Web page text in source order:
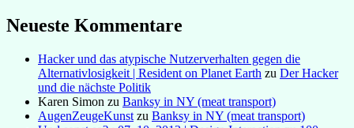
Neueste Kommentare
Hacker und das atypische Nutzerverhalten gegen die
Alternativlosigkeit | Resident on Planet Earth zu Der Hacker
und die nächste Politik
Karen Simon zu Banksy in NY (meat transport)
AugenZeugeKunst zu Banksy in NY (meat transport)